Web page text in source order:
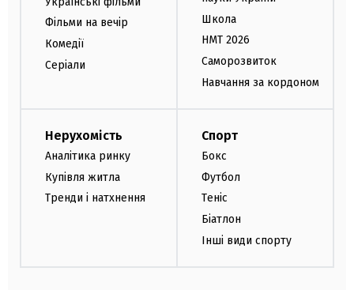
Фільми на вечір
Комедії
Серіали
Школа
НМТ 2026
Саморозвиток
Навчання за кордоном
Нерухомість
Аналітика ринку
Купівля житла
Тренди і натхнення
Спорт
Бокс
Футбол
Теніс
Біатлон
Інші види спорту